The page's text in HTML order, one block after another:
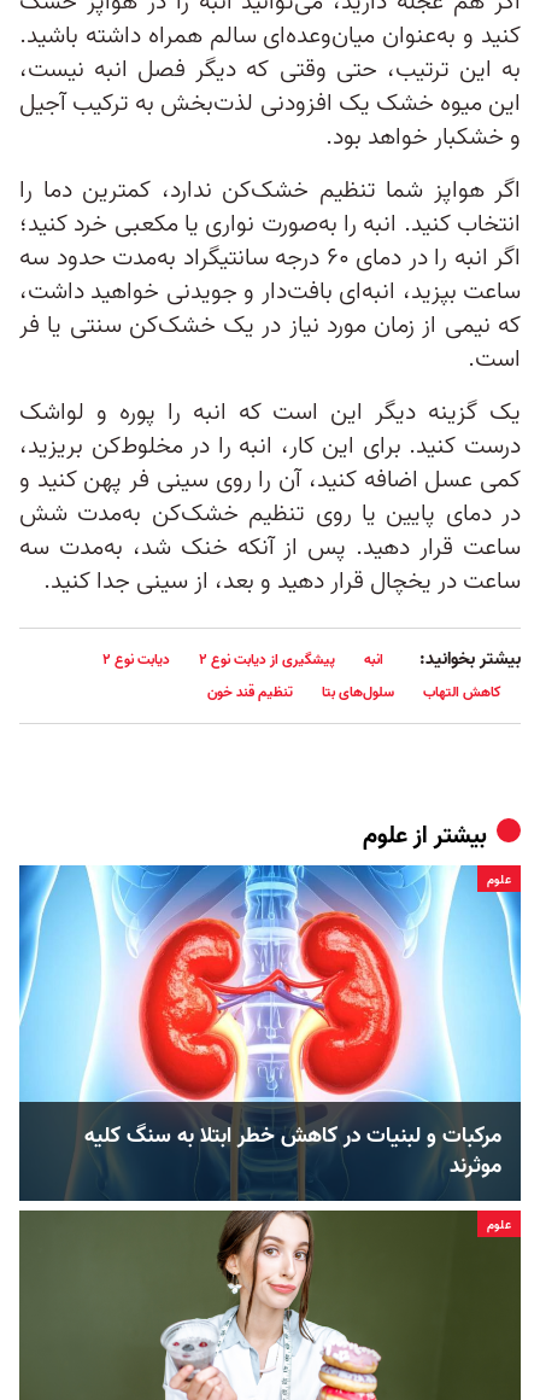
کنید و به‌عنوان میان‌وعده‌ای سالم همراه داشته باشید.
به این ترتیب، حتی وقتی که دیگر فصل انبه نیست،
این میوه‌ خشک یک افزودنی لذت‌بخش به ترکیب آجیل
و خشکبار خواهد بود.
اگر هواپز شما تنظیم خشک‌کن ندارد، کمترین دما را
انتخاب کنید. انبه را به‌صورت نواری یا مکعبی خرد کنید؛
اگر انبه را در دمای ۶۰ درجه سانتیگراد به‌مدت حدود سه
ساعت بپزید، انبه‌ای بافت‌دار و جویدنی خواهید داشت،
که نیمی از زمان مورد نیاز در یک خشک‌کن سنتی یا فر
است.
یک گزینه دیگر این است که انبه را پوره و لواشک
درست کنید. برای این کار، انبه را در مخلوط‌کن بریزید،
کمی عسل اضافه کنید، آن را روی سینی فر پهن کنید و
در دمای پایین یا روی تنظیم خشک‌کن به‌مدت شش
ساعت قرار دهید. پس از آنکه خنک شد، به‌مدت سه
ساعت در یخچال قرار دهید و بعد، از سینی جدا کنید.
بیشتر بخوانید: انبه پیشگیری از دیابت نوع ۲
دیابت نوع ۲
کاهش التهاب
سلول‌های بتا تنظیم قند خون
بیشتر ازعلوم
علوم
مرکبات و لبنیات در کاهش خطر ابتلا به سنگ کلیه
موثرند
علوم